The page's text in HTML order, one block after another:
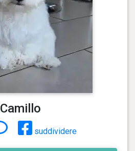
Camillo
suddividere